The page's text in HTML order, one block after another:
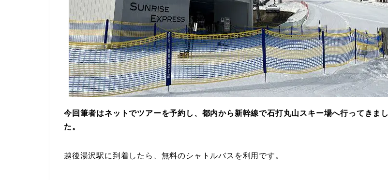
今回筆者はネットでツアーを予約し、都内から新幹線で石打丸山スキー場へ行ってきまし
た。
越後湯沢駅に到着したら、無料のシャトルバスを利用です。